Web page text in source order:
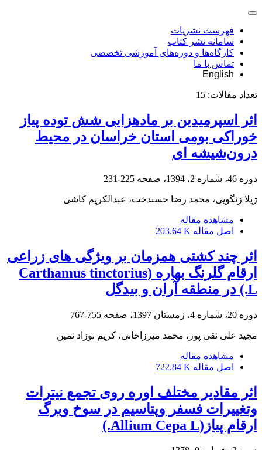
فهرست نشریات
سامانه نشر کتاب
کارگاه‌ها و دوره‌های آموزشی تخصصی
تماس با ما
English
تعداد مقالات: 15
اثر اسپرمیدین بر ماده‏زایی شش توده پیاز
خوراکی بومی استان خراسان در محیط
درون‌شیشه‏ ای
دوره 46، شماره 2، 1394، صفحه 225-231
ژیلا زنگویی، محمد رضا حسندخت، عبدالکریم کاشی
مشاهده مقاله
اصل مقاله 203.64 K
اثر چند کشتی همزمان بر ویژگی های زراعی
ارقام گلرنگ بهاره (Carthamus tinctorius
L.) در منطقه آران و بیدگل
دوره 20، شماره 4، زمستان 1397، صفحه 755-767
مجید علی نقی پور، محمد میرزاخانی، کریم نوزاد نمین
مشاهده مقاله
اصل مقاله 722.84 K
اثر مقادیر مختلف اوره روی تجمع نیترات
وتغییرات فسفر وپتاسیم در سوخ وبرگ
ارقام پیاز(Allium Cepa L.)